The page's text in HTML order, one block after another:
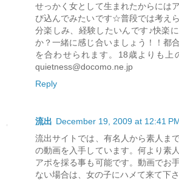
せっかく女として生まれたからには
び込んでみたいです☆普段では考え
分楽しみ、経験したいんです♪快楽
か？一緒に感じ合いましょう！！都
を合わせられます。18歳よりも
quietness@docomo.ne.jp
Reply
流出 December 19, 2009 at 12:41
流出サイトでは、有名人から素人ま
の動画を入手しています。何より素
アポを採る事も可能です。動画でお
ない場合は、女の子にハメて来て下